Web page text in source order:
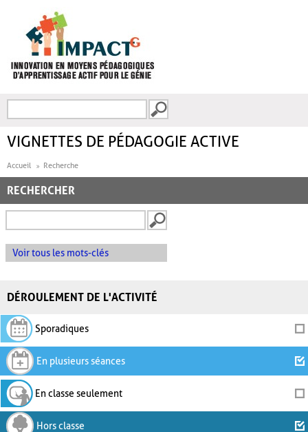
FORMULAIRE DE
VIGNETTES DE PÉDAGOGIE ACTIVE
Accueil Recherche
RECHERCHER
Voir tous les mots-clés
DÉROULEMENT DE L'ACTIVITÉ
Sporadiques
En plusieurs séances
En classe seulement
Hors classe